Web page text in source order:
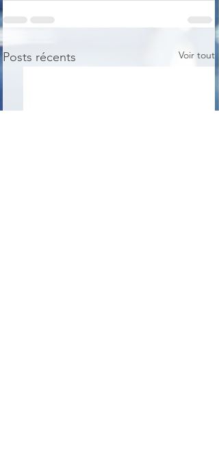
Posts récents Voir tout